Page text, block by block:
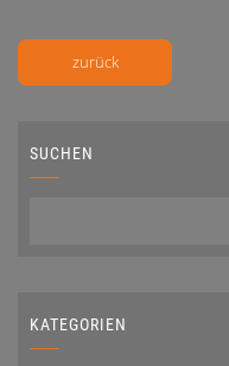
zurück
SUCHEN
KATEGORIEN